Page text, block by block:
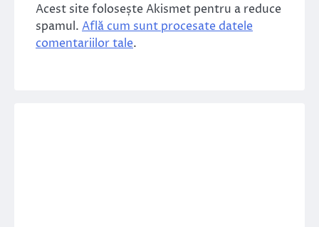
Acest site folosește Akismet pentru a reduce
spamul. Află cum sunt procesate datele
comentariilor tale.